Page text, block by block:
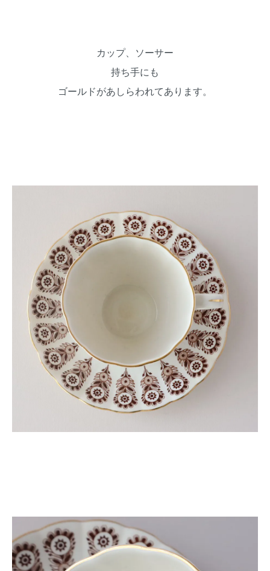
カップ、ソーサー
持ち手にも
ゴールドがあしらわれてあります。